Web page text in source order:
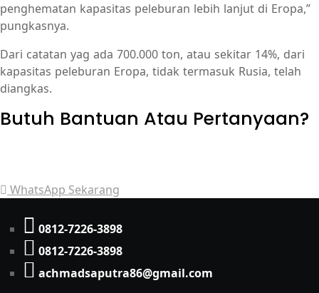
penghematan kapasitas peleburan lebih lanjut di Eropa,”
pungkasnya.
Dari catatan yag ada 700.000 ton, atau sekitar 14%, dari
kapasitas peleburan Eropa, tidak termasuk Rusia, telah
diangkas.
Butuh Bantuan Atau Pertanyaan?
WhatsApp Sekarang
0812-7226-3898
0812-7226-3898
achmadsaputra86@gmail.com